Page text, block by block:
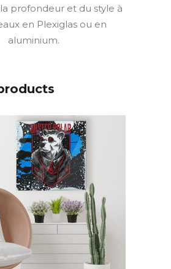
profondeur et du style à
en Plexiglas ou en
aluminium.